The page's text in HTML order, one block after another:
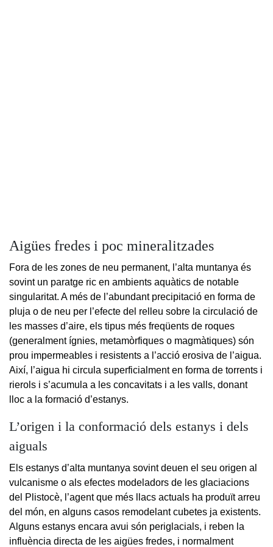
Aigües fredes i poc mineralitzades
Fora de les zones de neu permanent, l’alta muntanya és
sovint un paratge ric en ambients aquàtics de notable
singularitat. A més de l’abundant precipitació en forma de
pluja o de neu per l’efecte del relleu sobre la circulació de
les masses d’aire, els tipus més freqüents de roques
(generalment ígnies, metamòrfiques o magmàtiques) són
prou impermeables i resistents a l’acció erosiva de l’aigua.
Així, l’aigua hi circula superficialment en forma de torrents i
rierols i s’acumula a les concavitats i a les valls, donant
lloc a la formació d’estanys.
L’origen i la conformació dels estanys i dels
aiguals
Els estanys d’alta muntanya sovint deuen el seu origen al
vulcanisme o als efectes modeladors de les glaciacions
del Plistocè, l’agent que més llacs actuals ha produït arreu
del món, en alguns casos remodelant cubetes ja existents.
Alguns estanys encara avui són periglacials, i reben la
influència directa de les aigües fredes, i normalment